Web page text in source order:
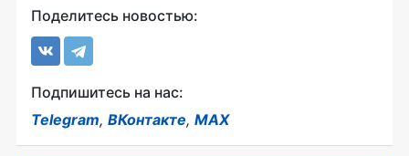
Поделитесь новостью:
Подпишитесь на нас:
Telegram, ВКонтакте, MAX